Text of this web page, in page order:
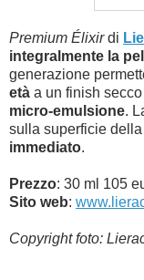
Premium Élixirdi
integralmente la
generazione
età a un finish
micro-emulsione.
sulla superficie
immediato.
Prezzo: 30 ml 105
Sito web:
Copyright foto: